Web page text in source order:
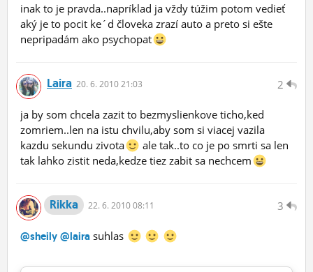
inak to je pravda..napríklad ja vždy túžim potom vedieť
aký je to pocit ke´d človeka zrazí auto a preto si ešte
nepripadám ako psychopat
2
Laira 20. 6. 2010 21:03
ja by som chcela zazit to bezmyslienkove ticho,ked
zomriem..len na istu chvilu,aby som si viacej vazila
kazdu sekundu zivota
ale tak..to co je po smrti sa len
tak lahko zistit neda,kedze tiez zabit sa nechcem
3
Rikka 22. 6. 2010 08:11
@sheily @laira suhlas